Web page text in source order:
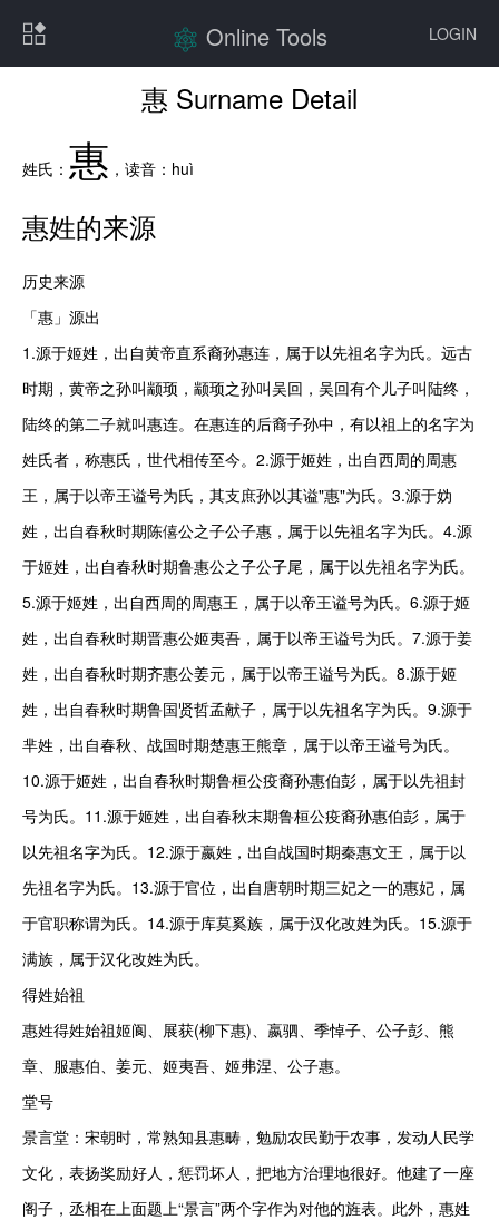
LOGIN
Online Tools
惠 Surname Detail
姓氏： 惠 ，读音： huì
惠姓的来源
历史来源
「惠」源出
1.源于姬姓，出自黄帝直系裔孙惠连，属于以先祖名字为氏。远古
时期，黄帝之孙叫颛顼，颛顼之孙叫吴回，吴回有个儿子叫陆终，
陆终的第二子就叫惠连。在惠连的后裔子孙中，有以祖上的名字为
姓氏者，称惠氏，世代相传至今。2.源于姬姓，出自西周的周惠
王，属于以帝王谥号为氏，其支庶孙以其谥"惠"为氏。3.源于妫
姓，出自春秋时期陈僖公之子公子惠，属于以先祖名字为氏。4.源
于姬姓，出自春秋时期鲁惠公之子公子尾，属于以先祖名字为氏。
5.源于姬姓，出自西周的周惠王，属于以帝王谥号为氏。6.源于姬
姓，出自春秋时期晋惠公姬夷吾，属于以帝王谥号为氏。7.源于姜
姓，出自春秋时期齐惠公姜元，属于以帝王谥号为氏。8.源于姬
姓，出自春秋时期鲁国贤哲孟献子，属于以先祖名字为氏。9.源于
芈姓，出自春秋、战国时期楚惠王熊章，属于以帝王谥号为氏。
10.源于姬姓，出自春秋时期鲁桓公疫裔孙惠伯彭，属于以先祖封
号为氏。11.源于姬姓，出自春秋末期鲁桓公疫裔孙惠伯彭，属于
以先祖名字为氏。12.源于嬴姓，出自战国时期秦惠文王，属于以
先祖名字为氏。13.源于官位，出自唐朝时期三妃之一的惠妃，属
于官职称谓为氏。14.源于库莫奚族，属于汉化改姓为氏。15.源于
满族，属于汉化改姓为氏。
得姓始祖
惠姓得姓始祖姬阆、展获(柳下惠)、嬴驷、季悼子、公子彭、熊
章、服惠伯、姜元、姬夷吾、姬弗涅、公子惠。
堂号
景言堂：宋朝时，常熟知县惠畴，勉励农民勤于农事，发动人民学
文化，表扬奖励好人，惩罚坏人，把地方治理地很好。他建了一座
阁子，丞相在上面题上“景言”两个字作为对他的旌表。此外，惠姓